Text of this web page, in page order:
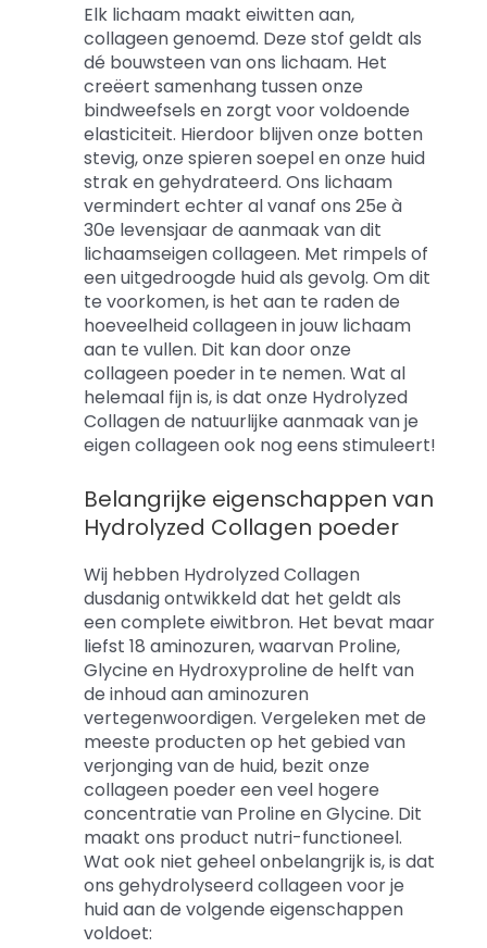
Elk lichaam maakt eiwitten aan,
collageen genoemd. Deze stof geldt als
dé bouwsteen van ons lichaam. Het
creëert samenhang tussen onze
bindweefsels en zorgt voor voldoende
elasticiteit. Hierdoor blijven onze botten
stevig, onze spieren soepel en onze huid
strak en gehydrateerd. Ons lichaam
vermindert echter al vanaf ons 25e à
30e levensjaar de aanmaak van dit
lichaamseigen collageen. Met rimpels of
een uitgedroogde huid als gevolg. Om dit
te voorkomen, is het aan te raden de
hoeveelheid collageen in jouw lichaam
aan te vullen. Dit kan door onze
collageen poeder in te nemen. Wat al
helemaal fijn is, is dat onze Hydrolyzed
Collagen de natuurlijke aanmaak van je
eigen collageen ook nog eens stimuleert!
Belangrijke eigenschappen van
Hydrolyzed Collagen poeder
Wij hebben Hydrolyzed Collagen
dusdanig ontwikkeld dat het geldt als
een complete eiwitbron. Het bevat maar
liefst 18 aminozuren, waarvan Proline,
Glycine en Hydroxyproline de helft van
de inhoud aan aminozuren
vertegenwoordigen. Vergeleken met de
meeste producten op het gebied van
verjonging van de huid, bezit onze
collageen poeder een veel hogere
concentratie van Proline en Glycine. Dit
maakt ons product nutri-functioneel.
Wat ook niet geheel onbelangrijk is, is dat
ons gehydrolyseerd collageen voor je
huid aan de volgende eigenschappen
voldoet: